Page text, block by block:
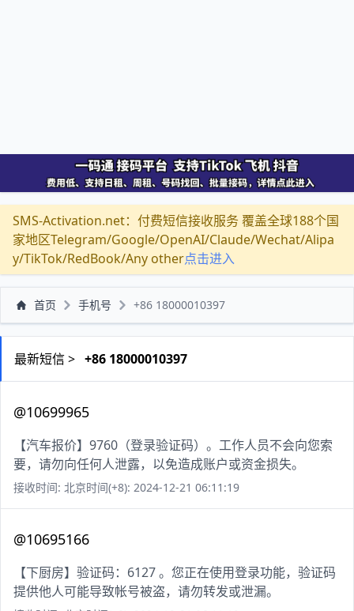
SMS-Activation.net：付费短信接收服务 覆盖全球188个国
家地区Telegram/Google/OpenAI/Claude/Wechat/Alipa
y/TikTok/RedBook/Any other点击进入
首页 手机号 +86 18000010397
最新短信 > +86 18000010397
@10699965
【汽车报价】9760（登录验证码）。工作人员不会向您索
要，请勿向任何人泄露，以免造成账户或资金损失。
接收时间: 北京时间(+8): 2024-12-21 06:11:19
@10695166
【下厨房】验证码：6127 。您正在使用登录功能，验证码
提供他人可能导致帐号被盗，请勿转发或泄漏。